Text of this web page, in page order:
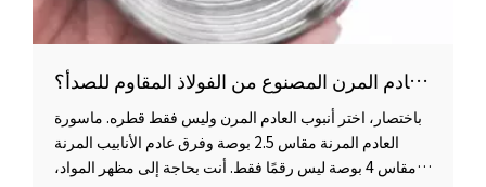
كيفية اختيار المواصفات المناسبة لأنبوب العادم المرن المصنوع من الفولاذ المقاوم للصدأ؟
باختصار، اختر أنبوب العادم المرن وليس فقط قطره. ماسورة
العادم المرنة مقاس 2.5 بوصة وفرق عادم الأنابيب المرنة
مقاس 4 بوصة ليس رقمًا فقط. أنت بحاجة إلى مظهر المواد،